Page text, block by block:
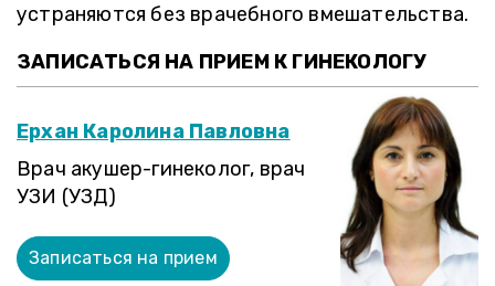
устраняются без врачебного вмешательства.
ЗАПИСАТЬСЯ НА ПРИЕМ К ГИНЕКОЛОГУ
Ерхан Каролина Павловна
Врач акушер-гинеколог, врач
УЗИ (УЗД)
Записаться на прием